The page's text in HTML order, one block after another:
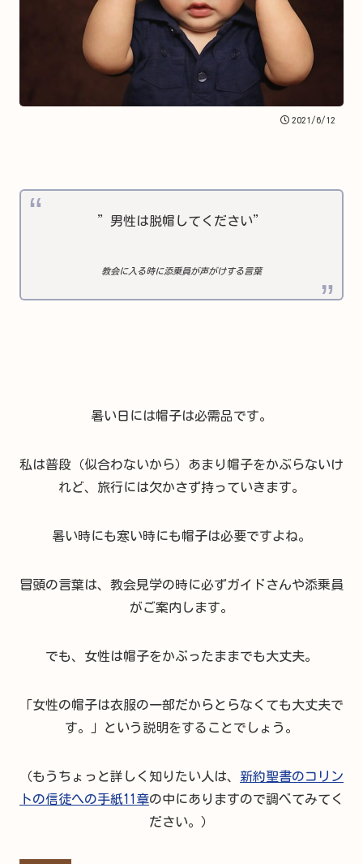
2021/6/12
”男性は脱帽してください”
教会に入る時に添乗員が声がけする言葉
暑い日には帽子は必需品です。
私は普段（似合わないから）あまり帽子をかぶらないけ
れど、旅行には欠かさず持っていきます。
暑い時にも寒い時にも帽子は必要ですよね。
冒頭の言葉は、教会見学の時に必ずガイドさんや添乗員
がご案内します。
でも、女性は帽子をかぶったままでも大丈夫。
「女性の帽子は衣服の一部だからとらなくても大丈夫で
す。」という説明をすることでしょう。
（もうちょっと詳しく知りたい人は、 新約聖書のコリン
トの信徒への手紙11章の中にありますので調べてみてく
ださい。）